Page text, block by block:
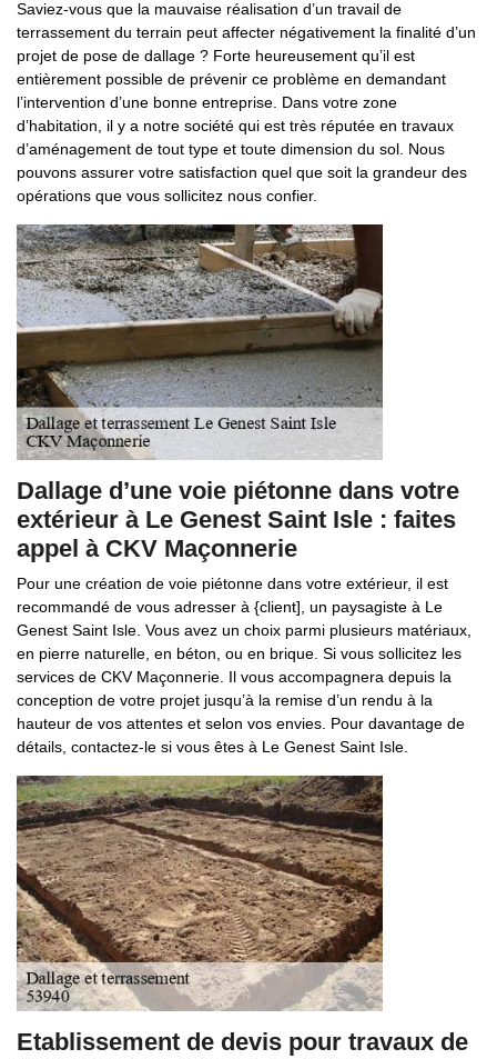
Saviez-vous que la mauvaise réalisation d’un travail de
terrassement du terrain peut affecter négativement la finalité d’un
projet de pose de dallage ? Forte heureusement qu’il est
entièrement possible de prévenir ce problème en demandant
l’intervention d’une bonne entreprise. Dans votre zone
d’habitation, il y a notre société qui est très réputée en travaux
d’aménagement de tout type et toute dimension du sol. Nous
pouvons assurer votre satisfaction quel que soit la grandeur des
opérations que vous sollicitez nous confier.
Dallage d’une voie piétonne dans votre
extérieur à Le Genest Saint Isle : faites
appel à CKV Maçonnerie
Pour une création de voie piétonne dans votre extérieur, il est
recommandé de vous adresser à {client], un paysagiste à Le
Genest Saint Isle. Vous avez un choix parmi plusieurs matériaux,
en pierre naturelle, en béton, ou en brique. Si vous sollicitez les
services de CKV Maçonnerie. Il vous accompagnera depuis la
conception de votre projet jusqu’à la remise d’un rendu à la
hauteur de vos attentes et selon vos envies. Pour davantage de
détails, contactez-le si vous êtes à Le Genest Saint Isle.
Etablissement de devis pour travaux de